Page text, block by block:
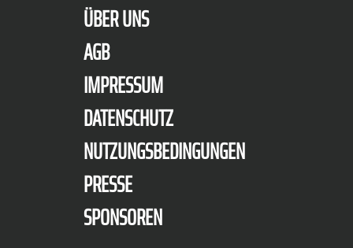
ÜBER UNS
AGB
IMPRESSUM
DATENSCHUTZ
NUTZUNGSBEDINGUNGEN
PRESSE
SPONSOREN